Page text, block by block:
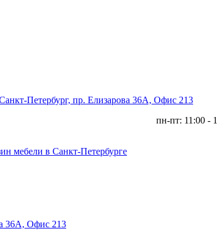
Петербург, пр. Елизарова 36А, Офис 213
пн-пт: 11:00 -
36А, Офис 213